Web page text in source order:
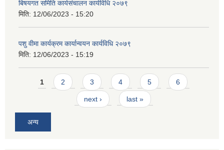
बिषयगत समिति कार्यसंचालन कार्यविधि २०७९
मिति: 12/06/2023 - 15:20
पशु वीमा कार्यक्रम कार्यान्वयन कार्यविधि २०७९
मिति: 12/06/2023 - 15:19
Pages
1 2 3 4 5 6
next › last »
अन्य